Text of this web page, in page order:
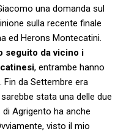
una domanda sul
sulla recente finale
ed Herons Montecatini.
seguito da vicino i
, entrambe hanno
da Settembre era
stata una delle due
Agrigento ha anche
visto il mio